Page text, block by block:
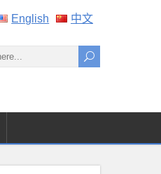
English 中文